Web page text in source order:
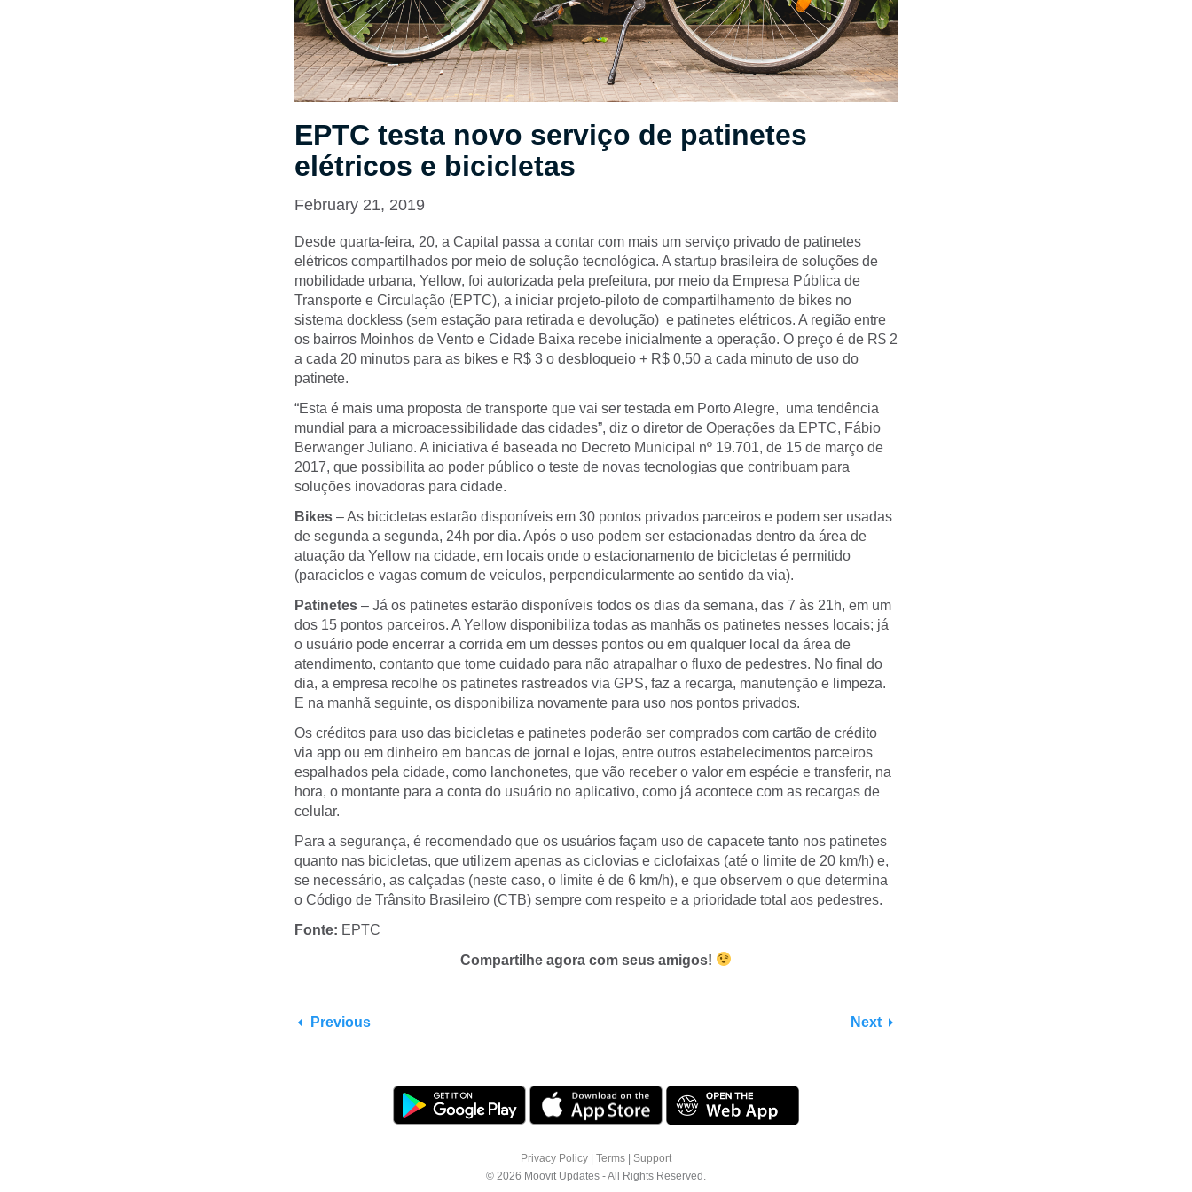
EPTC testa novo serviço de patinetes
elétricos e bicicletas
February 21, 2019
Desde quarta-feira, 20, a Capital passa a contar com mais um serviço privado de patinetes
elétricos compartilhados por meio de solução tecnológica. A startup brasileira de soluções de
mobilidade urbana, Yellow, foi autorizada pela prefeitura, por meio da Empresa Pública de
Transporte e Circulação (EPTC), a iniciar projeto-piloto de compartilhamento de bikes no
sistema dockless (sem estação para retirada e devolução) e patinetes elétricos. A região entre
os bairros Moinhos de Vento e Cidade Baixa recebe inicialmente a operação. O preço é de R$ 2
a cada 20 minutos para as bikes e R$ 3 o desbloqueio + R$ 0,50 a cada minuto de uso do
patinete.
“Esta é mais uma proposta de transporte que vai ser testada em Porto Alegre, uma tendência
mundial para a microacessibilidade das cidades”, diz o diretor de Operações da EPTC, Fábio
Berwanger Juliano. A iniciativa é baseada no Decreto Municipal nº 19.701, de 15 de março de
2017, que possibilita ao poder público o teste de novas tecnologias que contribuam para
soluções inovadoras para cidade.
Bikes – As bicicletas estarão disponíveis em 30 pontos privados parceiros e podem ser usadas
de segunda a segunda, 24h por dia. Após o uso podem ser estacionadas dentro da área de
atuação da Yellow na cidade, em locais onde o estacionamento de bicicletas é permitido
(paraciclos e vagas comum de veículos, perpendicularmente ao sentido da via).
Patinetes – Já os patinetes estarão disponíveis todos os dias da semana, das 7 às 21h, em um
dos 15 pontos parceiros. A Yellow disponibiliza todas as manhãs os patinetes nesses locais; já
o usuário pode encerrar a corrida em um desses pontos ou em qualquer local da área de
atendimento, contanto que tome cuidado para não atrapalhar o fluxo de pedestres. No final do
dia, a empresa recolhe os patinetes rastreados via GPS, faz a recarga, manutenção e limpeza.
E na manhã seguinte, os disponibiliza novamente para uso nos pontos privados.
Os créditos para uso das bicicletas e patinetes poderão ser comprados com cartão de crédito
via app ou em dinheiro em bancas de jornal e lojas, entre outros estabelecimentos parceiros
espalhados pela cidade, como lanchonetes, que vão receber o valor em espécie e transferir, na
hora, o montante para a conta do usuário no aplicativo, como já acontece com as recargas de
celular.
Para a segurança, é recomendado que os usuários façam uso de capacete tanto nos patinetes
quanto nas bicicletas, que utilizem apenas as ciclovias e ciclofaixas (até o limite de 20 km/h) e,
se necessário, as calçadas (neste caso, o limite é de 6 km/h), e que observem o que determina
o Código de Trânsito Brasileiro (CTB) sempre com respeito e a prioridade total aos pedestres.
Fonte: EPTC
Compartilhe agora com seus amigos!
Previous Next
Privacy Policy | Terms | Support
© 2026 Moovit Updates - All Rights Reserved.